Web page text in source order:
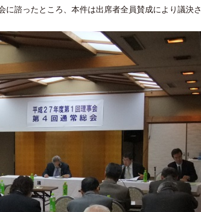
諮ったところ、本件は出席者全員賛成により議決さ